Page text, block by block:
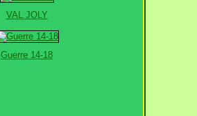
VAL JOLY
Guerre 14-18